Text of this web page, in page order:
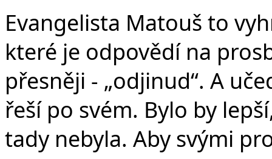
Evangelista Matouš to
které je odpovědí na
přesněji - „odjinud“. A
řeší po svém. Bylo by
tady nebyla. Aby svými